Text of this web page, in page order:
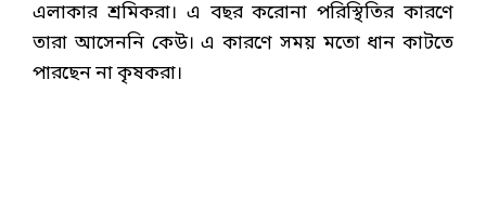
এলাকার শ্রমিকরা। এ বছর করোনা পরিস্থিতির কারণে
তারা আসেননি কেউ। এ কারণে সময় মতো ধান কাটতে
পারছেন না কৃষকরা।